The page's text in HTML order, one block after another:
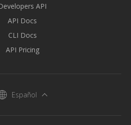
API
API Docs
CLI Docs
API Pricing
Español